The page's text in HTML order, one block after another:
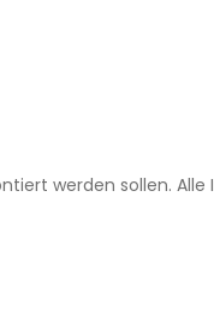
werden sollen.